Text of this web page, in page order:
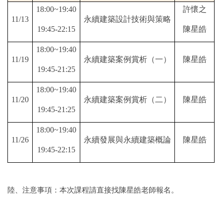
11/13
18:00~19:40
19:45-22:15
永續建築設計技術與策略
許懷之
陳星皓
11/19
18:00~19:40
19:45-21:25
永續建築案例賞析（一） 陳星皓
11/20
18:00~19:40
19:45-21:25
永續建築案例賞析（二） 陳星皓
11/26
18:00~19:40
19:45-22:15
永續發展與永續建築概論 陳星皓
陸、注意事項：本次課程請直接找陳星皓老師報名。